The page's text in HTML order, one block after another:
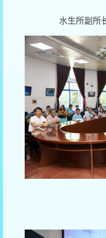
水生所副所